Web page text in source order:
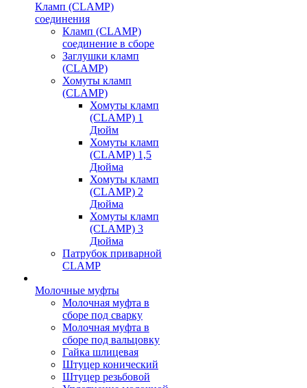
Кламп (CLAMP)
соединения
Кламп (CLAMP)
соединение в сборе
Заглушки кламп
(CLAMP)
Хомуты кламп
(CLAMP)
Хомуты кламп
(CLAMP) 1
Дюйм
Хомуты кламп
(CLAMP) 1,5
Дюйма
Хомуты кламп
(CLAMP) 2
Дюйма
Хомуты кламп
(CLAMP) 3
Дюйма
Патрубок приварной
CLAMP
Молочные муфты
Молочная муфта в
сборе под сварку
Молочная муфта в
сборе под вальцовку
Гайка шлицевая
Штуцер конический
Штуцер резьбовой